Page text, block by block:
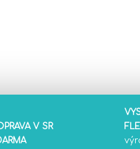
V SR